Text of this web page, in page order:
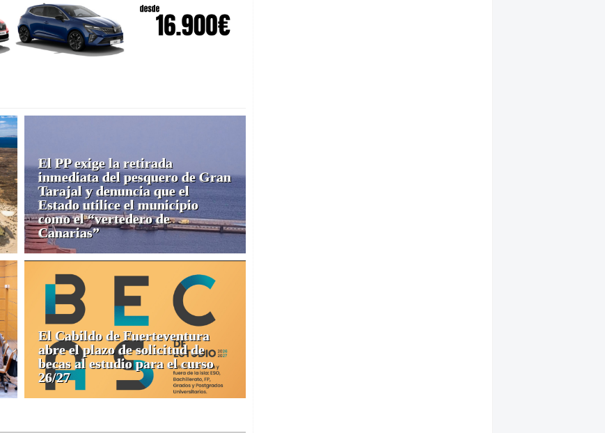
El PP exige la retirada
inmediata del pesquero de Gran
Tarajal y denuncia que el
Estado utilice el municipio
como el “vertedero de
Canarias”
El Cabildo de Fuerteventura
abre el plazo de solicitud de
becas al estudio para el curso
26/27